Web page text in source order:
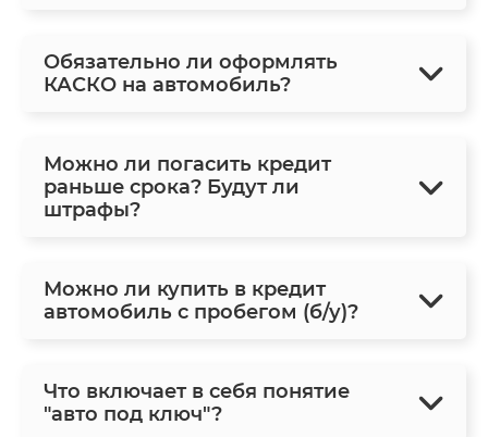
Обязательно ли оформлять
КАСКО на автомобиль?
Можно ли погасить кредит
раньше срока? Будут ли
штрафы?
Можно ли купить в кредит
автомобиль с пробегом (б/у)?
Что включает в себя понятие
"авто под ключ"?